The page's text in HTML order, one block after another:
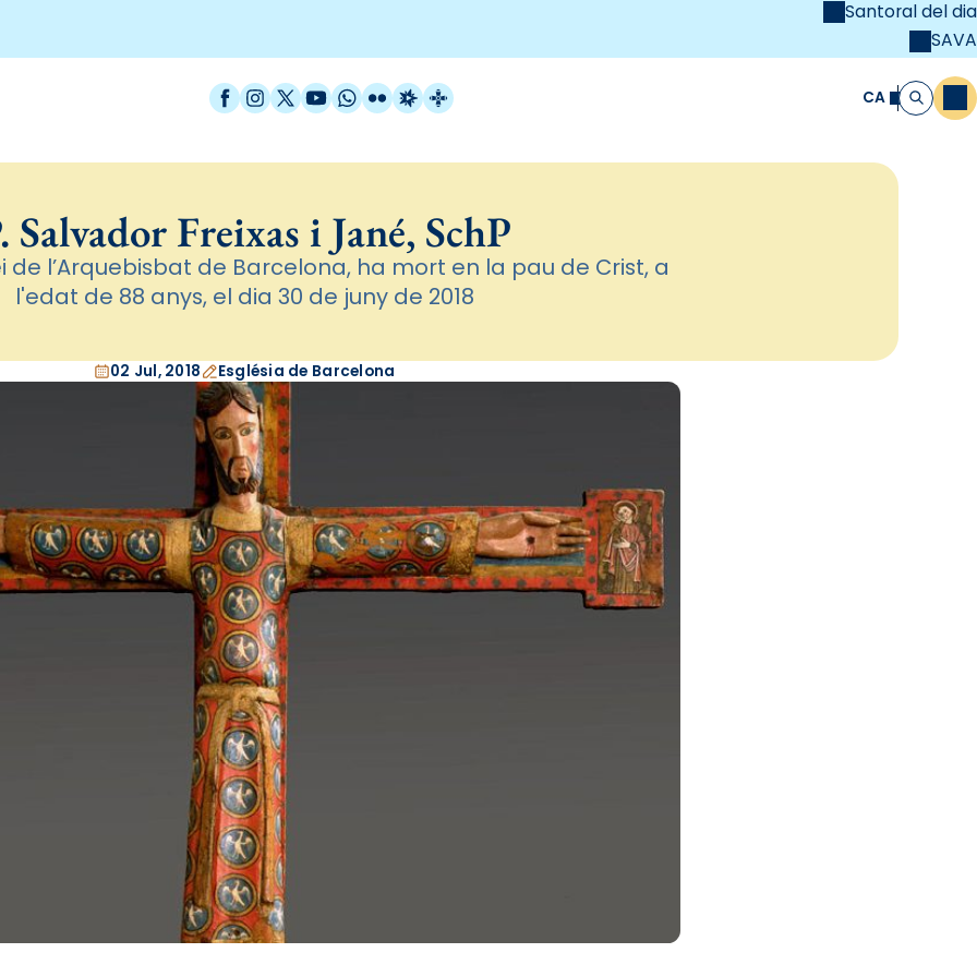
Santoral del dia
SAVA
Facebook
Instagram
X / Twitter
YouTube
WhatsApp
FlickrRadio Estel
Catalunya Cristiana CA Cerca
Salvador Freixas i Jané, SchP
de l’Arquebisbat de Barcelona, ha mort en la pau de Crist, a
l'edat de 88 anys, el dia 30 de juny de 2018
02 Jul, 2018 Església de Barcelona